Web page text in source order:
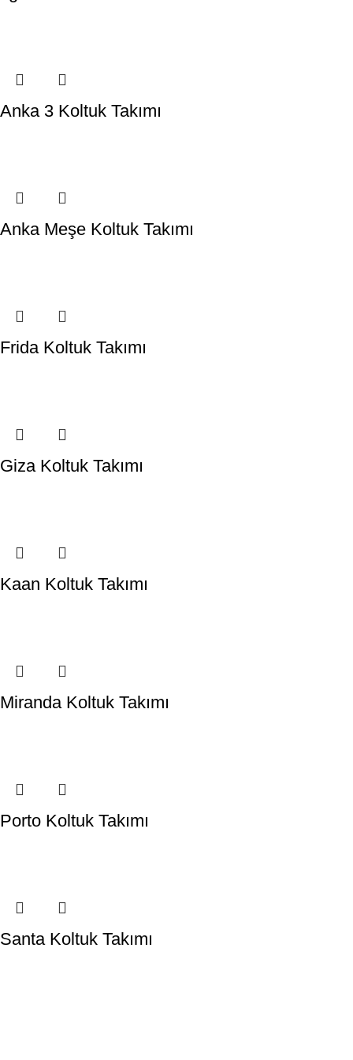
Anka 3 Koltuk Takımı
Anka Meşe Koltuk Takımı
Frida Koltuk Takımı
Giza Koltuk Takımı
Kaan Koltuk Takımı
Miranda Koltuk Takımı
Porto Koltuk Takımı
Santa Koltuk Takımı